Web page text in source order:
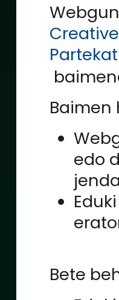
Baimen
edo
Bete